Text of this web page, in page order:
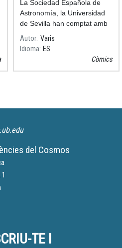
La Sociedad Española de
Astronomía, la Universidad
de Sevilla han comptat amb
la il·lustradora Raquel García
per a versionar la seva obra
Autor Varis
Idioma ES
Còmics
del Cosmos
TE I